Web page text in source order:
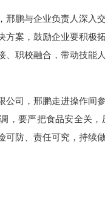
邢鹏与企业负责人深入
方案，鼓励企业要积极
、职校融合，带动技能
公司，邢鹏走进操作间
，要严把食品安全关
可防、责任可究，持续